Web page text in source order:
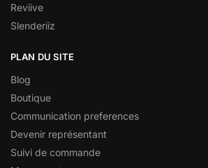
Reviive
Slenderiiz
PLAN DU SITE
Blog
Boutique
Communication preferences
Devenir représentant
Suivi de commande